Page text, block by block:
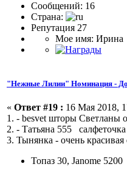
Сообщений: 16
Страна:
Репутация 27
Мое имя: Ирина
"Нежные Лилии" Номинация -
« Ответ #19 : 16 Мая 2018,
1. - besvet шторы Светланы
2. - Татьяна 555
3. Тынянка - очень
Топаз 30, Janome 5200